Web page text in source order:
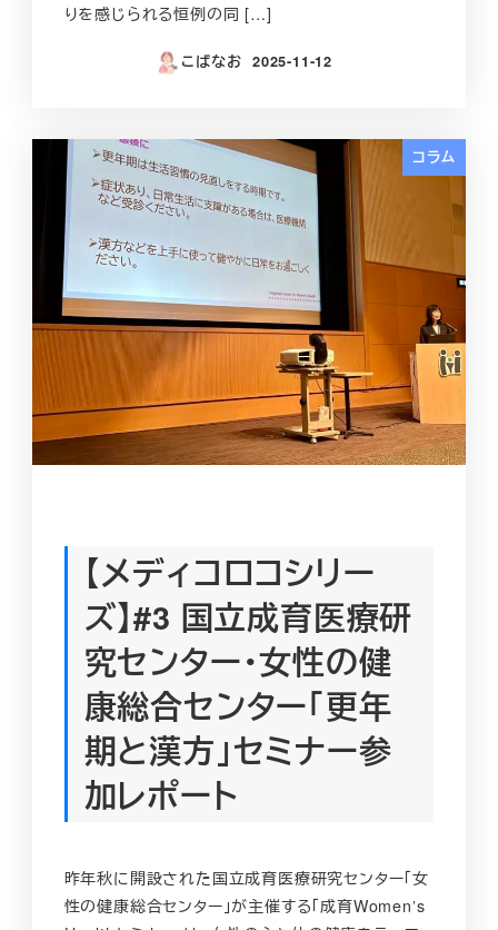
りを感じられる恒例の同 […]
こばなお
投稿日
2025-11-12
コラム
【メディコロコシリー
ズ】#3 国立成育医療研
究センター・女性の健
康総合センター「更年
期と漢方」セミナー参
加レポート
昨年秋に開設された国立成育医療研究センター「女
性の健康総合センター」が主催する「成育Womenʼs